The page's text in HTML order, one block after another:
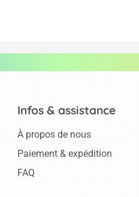
Infos & assistance
À propos de nous
Paiement & expédition
FAQ